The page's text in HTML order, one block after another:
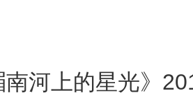
河上的星光》